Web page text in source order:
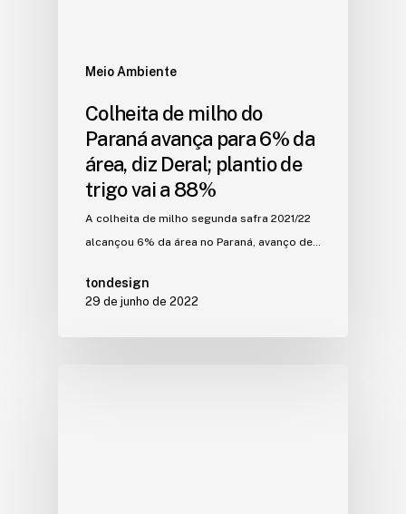
Meio Ambiente
Colheita de milho do
Paraná avança para 6% da
área, diz Deral; plantio de
trigo vai a 88%
A colheita de milho segunda safra 2021/22
alcançou 6% da área no Paraná, avanço de…
tondesign
29 de junho de 2022